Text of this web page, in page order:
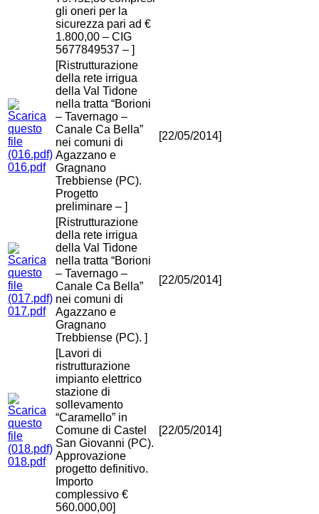
gli oneri per la
sicurezza pari ad €
1.800,00 – CIG
5677849537 – ]
016.pdf
[Ristrutturazione
della rete irrigua
della Val Tidone
nella tratta “Borioni
– Tavernago –
Canale Ca Bella”
nei comuni di
Agazzano e
Gragnano
Trebbiense (PC).
Progetto
preliminare – ]
[22/05/2014]
017.pdf
[Ristrutturazione
della rete irrigua
della Val Tidone
nella tratta “Borioni
– Tavernago –
Canale Ca Bella”
nei comuni di
Agazzano e
Gragnano
Trebbiense (PC). ]
[22/05/2014]
018.pdf
[Lavori di
ristrutturazione
impianto elettrico
stazione di
sollevamento
“Caramello” in
Comune di Castel
San Giovanni (PC).
Approvazione
progetto definitivo.
Importo
complessivo €
560.000,00]
[22/05/2014]